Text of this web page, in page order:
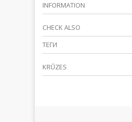
INFORMATION
CHECK ALSO
ТЕГИ
KRŪZES